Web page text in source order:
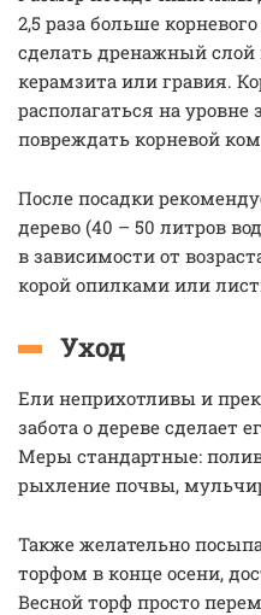
2,5 раза больше
сделать дренажный слой
керамзита или гравия.
располагаться на уровне
повреждать корневой
После посадки
дерево (40 – 50 литров
в зависимости от
корой опилками или
Уход
Ели неприхотливы и
забота о дереве сделает
Меры стандартные:
рыхление почвы,
Также желательно
торфом в конце осени,
Весной торф просто